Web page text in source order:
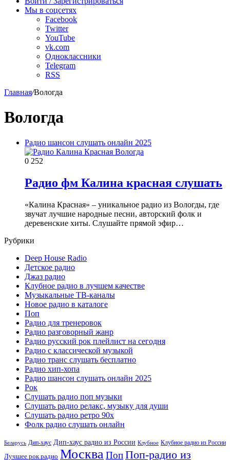
Мы в соцсетях
Facebook
Twitter
YouTube
vk.com
Одноклассники
Telegram
RSS
Главная/Вологда
Вологда
Радио шансон слушать онлайн 2025
0 252
Радио фм Калина красная слушать
«Калина Красная» – уникальное радио из Вологды, где
звучат лучшие народные песни, авторский фолк и
деревенские хиты. Слушайте прямой эфир…
Рубрики
Deep House Radio
Детское радио
Джаз радио
Клубное радио в лучшем качестве
Музыкальные ТВ-каналы
Новое радио в каталоге
Поп
Радио для тренеровок
Радио разговорный жанр
Радио русский рок плейлист на сегодня
Радио с классической музыкой
Радио транс слушать бесплатно
Радио хип-хопа
Радио шансон слушать онлайн 2025
Рок
Слушать радио поп музыки
Слушать радио релакс, музыку для души
Слушать радио ретро 90х
Фолк радио слушать онлайн
Беларусь Дип-хаус Дип-хаус радио из России Клубное Клубное радио из России
Лучшее рок радио Москва ПопПоп-радио из